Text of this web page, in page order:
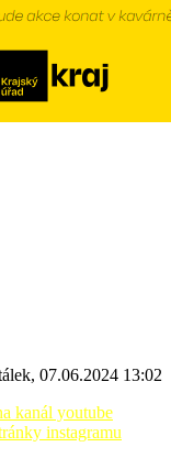
07.06.2024 13:02